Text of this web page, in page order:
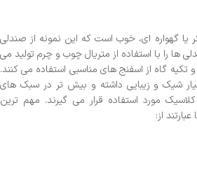
راکر یا گهواره ای، خوب است که این نمونه از صندلی
ها را با استفاده از متریال چوب و چرم تولید می
گاه از اسفنج های مناسبی استفاده می کنند.
شیک و زیبایی داشته و بیش تر در سبک های
مورد استفاده قرار می گیرند. مهم ترین
از: